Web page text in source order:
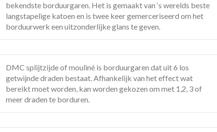
bekendste borduurgaren. Het is gemaakt van ‘s werelds beste
langstapelige katoen en is twee keer gemerceriseerd om het
borduurwerk een uitzonderlijke glans te geven.
DMC splijtzijde of mouliné is borduurgaren dat uit 6 los
getwijnde draden bestaat. Afhankelijk van het effect wat
bereikt moet worden, kan worden gekozen om met 1,2, 3 of
meer draden te borduren.